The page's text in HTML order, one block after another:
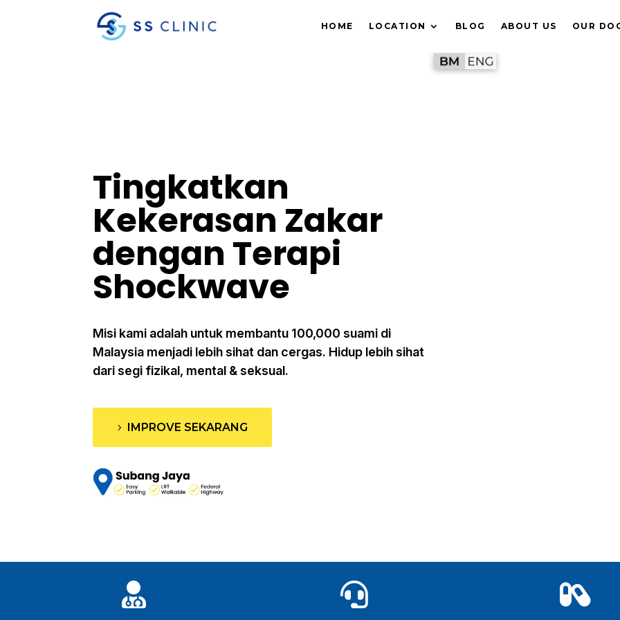
HOME LOCATION BLOG ABOUT US OUR
Tingkatkan
Kekerasan Zakar
dengan Terapi
Shockwave
Misi kami adalah untuk membantu 100,000 suami di
Malaysia menjadi lebih sihat dan cergas. Hidup lebih sihat
dari segi fizikal, mental & seksual.
IMPROVE SEKARANG
  